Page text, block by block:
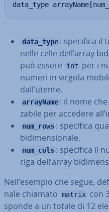
data_type
data_type : specifica il
nelle celle dell’array
può essere
int per i
numeri in virgola
dall’utente.
arrayName : il nome
za­bi­le per accedere
num_rows : specifica
bi­di­men­sio­na­le.
num_cols : specifica il
riga dell’array
Nell’esempio che segue,
na­le chiamato matrix con
spon­de a un totale di 12